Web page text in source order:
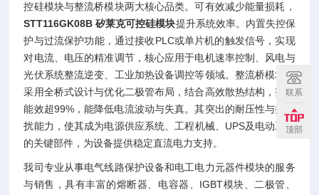
控硅模块与整流桥模块两大核心品类。可有效减少能量损耗，
STT116GK08B 矽莱克可控硅模块提升系统效率。内置失控保
护与过流保护功能，通过接收PLC或单片机的触发信号，实现
对电流、电压的精准调节，核心应用于电机速率控制、风电与
光伏系统整流逆变、工业加热设备调控等领域。整流桥模块以
采用全桥式设计与优化二极管布局，结合高效散热结构，整流
能效超99%，能降低电流波动与失真。其突出的耐压性与抗干
扰能力，使其成为电源供应系统、工程机械、UPS及电动工具
的关键部件，为设备提供稳定直流电力支持。
我司专业从事电气线路保护设备和电工电力元器件模块的服务
与销售，具有丰富的熔断器、电容器、IGBT模块、二极管、
联系
顶部